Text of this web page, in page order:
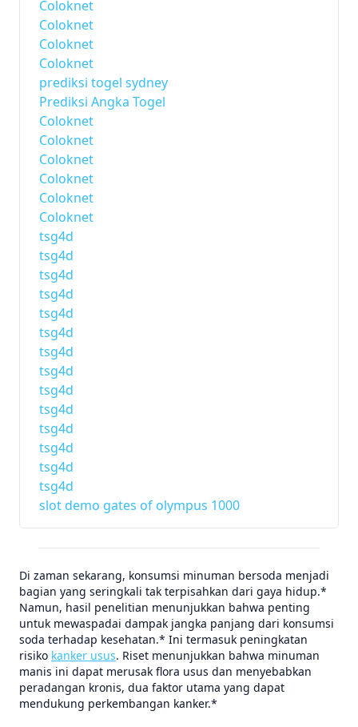
Coloknet
Coloknet
Coloknet
Coloknet
prediksi togel sydney
Prediksi Angka Togel
Coloknet
Coloknet
Coloknet
Coloknet
Coloknet
Coloknet
tsg4d
tsg4d
tsg4d
tsg4d
tsg4d
tsg4d
tsg4d
tsg4d
tsg4d
tsg4d
tsg4d
tsg4d
tsg4d
tsg4d
slot demo gates of olympus 1000
Di zaman sekarang, konsumsi minuman bersoda menjadi
bagian yang seringkali tak terpisahkan dari gaya hidup.*
Namun, hasil penelitian menunjukkan bahwa penting
untuk mewaspadai dampak jangka panjang dari konsumsi
soda terhadap kesehatan.* Ini termasuk peningkatan
risiko kanker usus. Riset menunjukkan bahwa minuman
manis ini dapat merusak flora usus dan menyebabkan
peradangan kronis, dua faktor utama yang dapat
mendukung perkembangan kanker.*